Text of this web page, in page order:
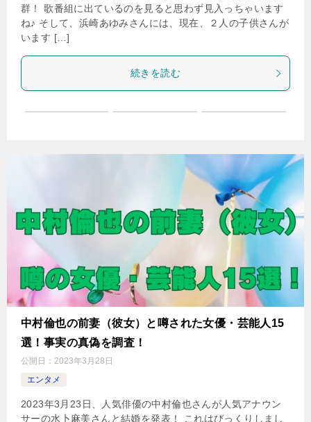
群！ 歌番組に出ているのを見ると思わず見入っちゃいます
ね♪ そして、浜崎あゆみさんには、現在、２人の子供さんが
います […]
続きを読む
中村倫也の前妻（彼女）と噂された女優・芸能人15
選！事実の真偽を調査！
公開日： 2023年3月28日
エンタメ
2023年3月23日、人気俳優の中村倫也さんが人気アナウン
サーの水卜麻美さんと結婚を発表！ これはびっくりしまし